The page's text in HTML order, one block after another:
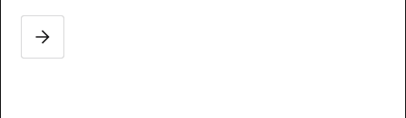
Slide 3 of 3.